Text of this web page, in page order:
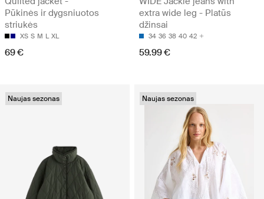
Pūkinės ir dygsniuotos
striukės
XS S M L XL
69 €
extra wide leg - Platūs
džinsai
34 36 38 40 42
59.99 €
Naujas sezonas Naujas sezonas